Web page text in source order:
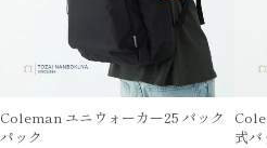
Coleman ユニウォーカー25 バック
パック
式バ